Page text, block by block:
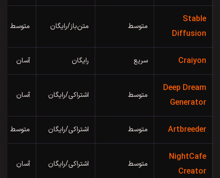
Stable
Diffusion
متوسط متن‌باز/رایگان متوسط
Craiyon سریع رایگان آسان
Deep Dream
Generator
متوسط اشتراکی/رایگان آسان
Artbreeder متوسط اشتراکی/رایگان متوسط
NightCafe
Creator
متوسط اشتراکی/رایگان آسان